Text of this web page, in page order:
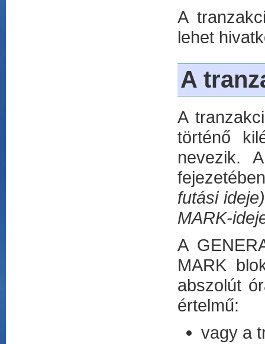
A
lehet
A
A
történő
nevezik.
futási ideje)
MARK-
A
MARK
abszolút
értelmű:
vagy a